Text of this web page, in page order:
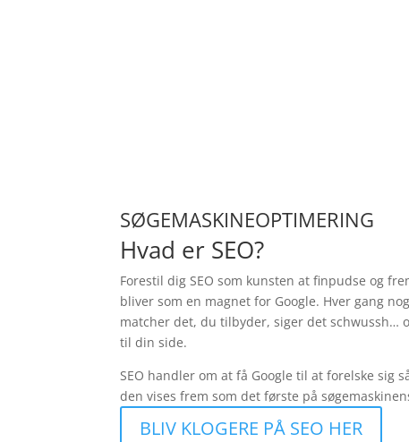
SØGEMASKINEOPTIMERING
Hvad er SEO?
Forestil dig SEO som kunsten at finpudse og
bliver som en magnet for Google. Hver gang
matcher det, du tilbyder, siger det schwussh…
til din side.
SEO handler om at få Google til at forelske sig
den vises frem som det første på
BLIV KLOGERE PÅ SEO HER